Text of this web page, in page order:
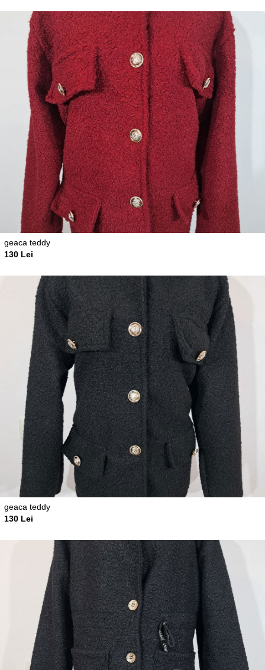
geaca teddy
130 Lei
geaca teddy
130 Lei